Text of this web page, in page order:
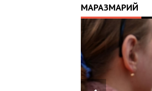
МАРАЗМАРИЙ